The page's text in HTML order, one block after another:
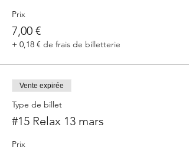
Prix
7,00 €
+ 0,18 € de frais de billetterie
Vente expirée
Type de billet
#15 Relax 13 mars
Prix